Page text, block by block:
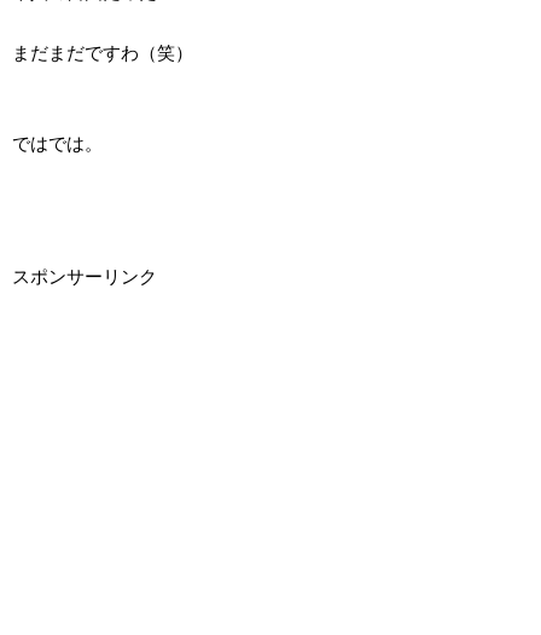
まだまだですわ（笑）
ではでは。
スポンサーリンク